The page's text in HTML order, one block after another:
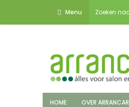
Menu
HOME OVER ARRANCAR